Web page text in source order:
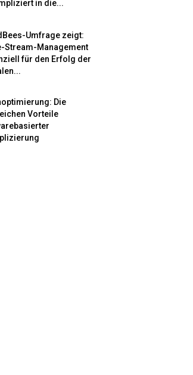
in die...
Umfrage zeigt:
Stream-Management
für den Erfolg der
Die
Vorteile